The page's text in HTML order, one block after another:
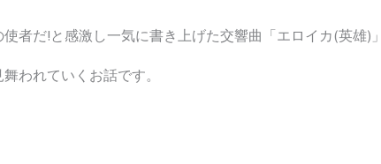
者だ!と感激し一気に書き上げた交響曲「エロイカ(英雄)」
われていくお話です。